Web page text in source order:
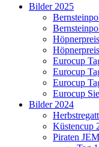
Bilder 2025
Eurocup
Eurocup
Eurocup
Eurocup
Bilder 2024
Küstencup
Piraten